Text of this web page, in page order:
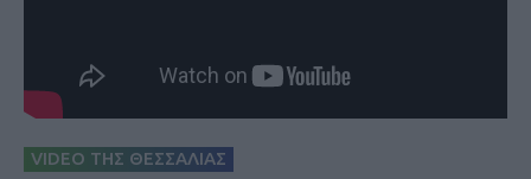
VIDEO ΤΗΣ ΘΕΣΣΑΛΙΑΣ